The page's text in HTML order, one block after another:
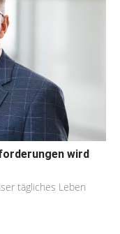
wird
tägliches Leben